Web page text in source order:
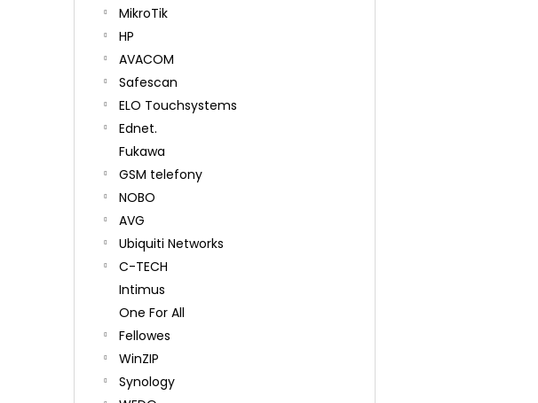
MikroTik
HP
AVACOM
Safescan
ELO Touchsystems
Ednet.
Fukawa
GSM telefony
NOBO
AVG
Ubiquiti Networks
C-TECH
Intimus
One For All
Fellowes
WinZIP
Synology